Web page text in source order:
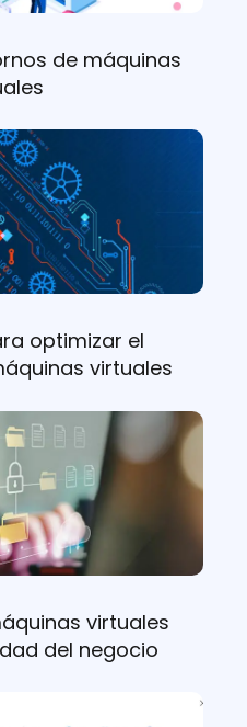
de máquinas
optimizar el
virtuales
virtuales
del negocio